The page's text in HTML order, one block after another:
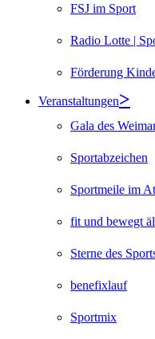
FSJ im Sport
Radio Lotte |
Förderung
Veranstaltungen
Gala des
Sportabzeichen
Sportmeile im
fit und bewegt
Sterne des
benefixlauf
Sportmix